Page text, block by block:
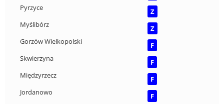
Pyrzyce
Z
Myślibórz
Z
Gorzów Wielkopolski
F
Skwierzyna
F
Międzyrzecz
F
Jordanowo
F